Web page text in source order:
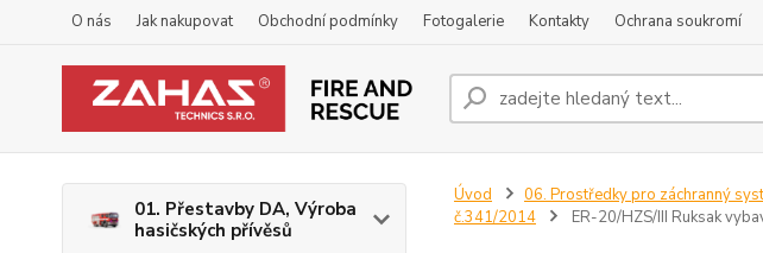
O nás Jak nakupovat Obchodní podmínky Fotogalerie Kontakty Ochrana soukromí
01. Přestavby DA, Výroba
hasičských přívěsů
Úvod 06. Prostředky pro záchranný
č.341/2014
ER-20/HZS/III Ruksak